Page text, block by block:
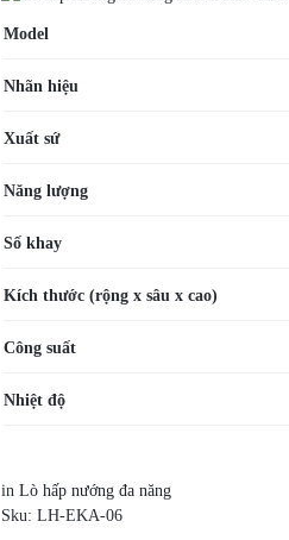
Model
Nhãn hiệu
Xuất sứ
Năng lượng
Số khay
Kích thước (rộng x sâu x cao)
Công suất
Nhiệt độ
in Lò hấp nướng đa năng
Sku:LH-EKA-06